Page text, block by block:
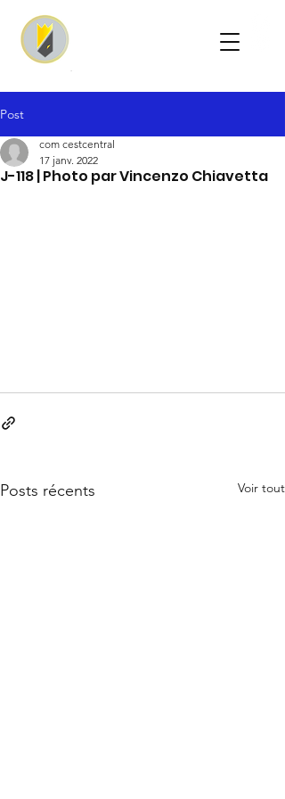
Post
J-118 | Photo par Vincenzo Chiavetta
com cestcentral
17 janv. 2022
Posts récents Voir tout